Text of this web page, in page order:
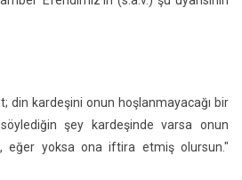
din kardeşini onun hoşlanmayacağı bir
şey kardeşinde varsa onun
eğer yoksa ona iftira etmiş olursun."